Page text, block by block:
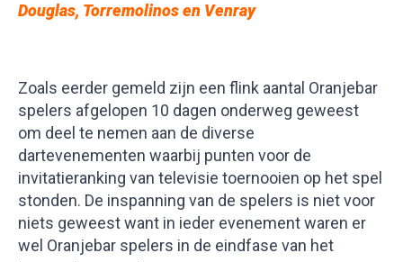
Douglas, Torremolinos en Venray
Zoals eerder gemeld zijn een flink aantal Oranjebar
spelers afgelopen 10 dagen onderweg geweest
om deel te nemen aan de diverse
dartevenementen waarbij punten voor de
invitatieranking van televisie toernooien op het spel
stonden. De inspanning van de spelers is niet voor
niets geweest want in ieder evenement waren er
wel Oranjebar spelers in de eindfase van het